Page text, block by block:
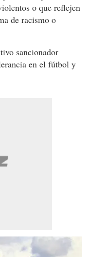
o que reflejen
de racismo o
sancionador
en el fútbol y